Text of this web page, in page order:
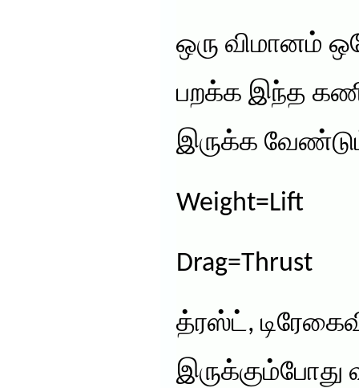
ஒரு விமானம்
பறக்க இந்த
இருக்க
Weight=Lift
Drag=Thrust
த்ரஸ்ட்,